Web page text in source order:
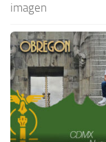
imagen